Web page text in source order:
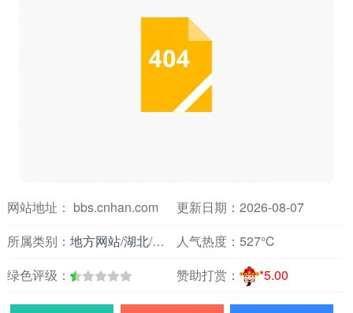
网站地址： bbs.cnhan.com
更新日期：2026-08-07
所属类别： 地方网站/湖北/论坛交友人气热度： 527℃
绿色评级：
赞助打赏： *5.00